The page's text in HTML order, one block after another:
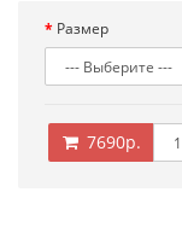
Размер
7690р.